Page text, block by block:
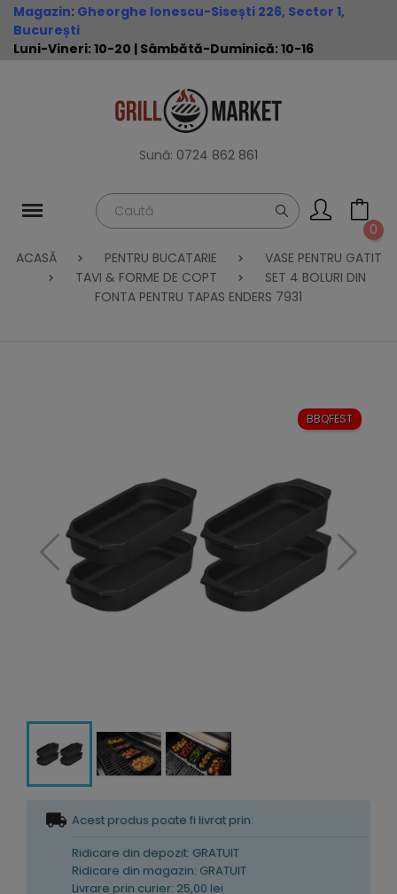
Magazin: Gheorghe Ionescu-Sisești 226, Sector 1,
București
Luni-Vineri: 10-20 | Sâmbătă-Duminică: 10-16
Sună: 0724 862 861
0
ACASĂ
PENTRU BUCATARIE
VASE PENTRU GATIT
TAVI & FORME DE COPT
SET 4 BOLURI DIN
FONTA PENTRU TAPAS ENDERS 7931
Acest produs poate fi livrat prin:
Ridicare din depozit: GRATUIT
Ridicare din magazin: GRATUIT
Livrare prin curier: 25,00 lei
BBQFEST